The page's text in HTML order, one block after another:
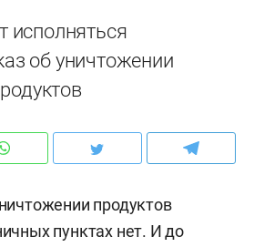
исполняться
об уничтожении
продуктов
пунктах нет. И до